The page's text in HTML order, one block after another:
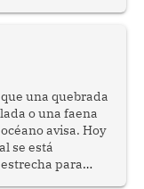
una quebrada
o una faena
avisa. Hoy
se está
para